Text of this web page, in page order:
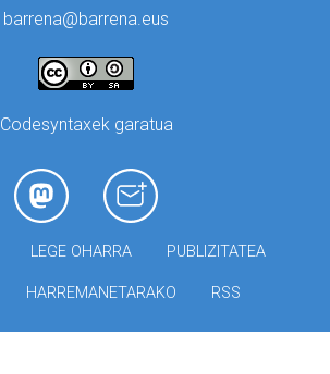
barrena@barrena.eus
Codesyntaxek garatua
LEGE OHARRA PUBLIZITATEA
HARREMANETARAKO RSS